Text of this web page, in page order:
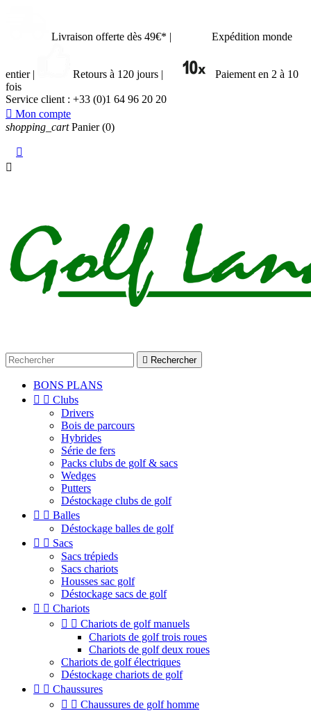
Livraison offerte dès 49€* | Expédition monde
entier | Retours à 120 jours |
Paiement en 2 à 10
fois
Service client : +33 (0)1 64 96 20 20
 Mon compte
shopping_cart Panier (0)


 Rechercher
BONS PLANS
  Clubs
Drivers
Bois de parcours
Hybrides
Série de fers
Packs clubs de golf & sacs
Wedges
Putters
Déstockage clubs de golf
  Balles
Déstockage balles de golf
  Sacs
Sacs trépieds
Sacs chariots
Housses sac golf
Déstockage sacs de golf
  Chariots
  Chariots de golf manuels
Chariots de golf trois roues
Chariots de golf deux roues
Chariots de golf électriques
Déstockage chariots de golf
  Chaussures
  Chaussures de golf homme